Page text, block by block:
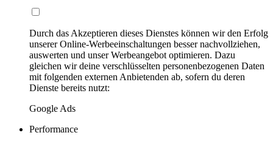
Durch das Akzeptieren dieses Dienstes können wir den Erfolg
unserer Online-Werbeeinschaltungen besser nachvollziehen,
auswerten und unser Werbeangebot optimieren. Dazu
gleichen wir deine verschlüsselten personenbezogenen Daten
mit folgenden externen Anbietenden ab, sofern du deren
Dienste bereits nutzt:
Google Ads
Performance